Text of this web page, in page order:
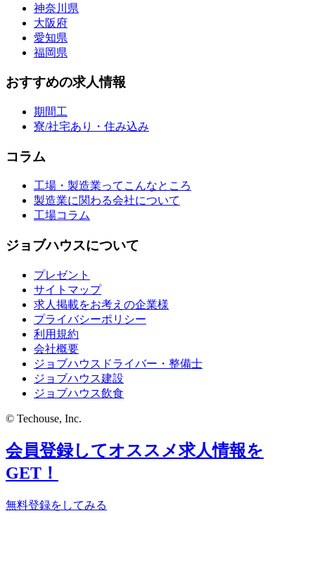
神奈川県
大阪府
愛知県
福岡県
おすすめの求人情報
期間工
寮/社宅あり・住み込み
コラム
工場・製造業ってこんなところ
製造業に関わる会社について
工場コラム
ジョブハウスについて
プレゼント
サイトマップ
求人掲載をお考えの企業様
プライバシーポリシー
利用規約
会社概要
ジョブハウスドライバー・整備士
ジョブハウス建設
ジョブハウス飲食
© Techouse, Inc.
会員登録してオススメ求人情報を
GET！
無料登録をしてみる